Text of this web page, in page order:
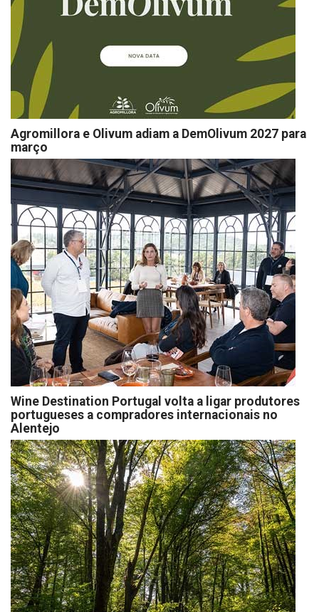
Agromillora e Olivum adiam a DemOlivum 2027 para
março
Wine Destination Portugal volta a ligar produtores
portugueses a compradores internacionais no
Alentejo